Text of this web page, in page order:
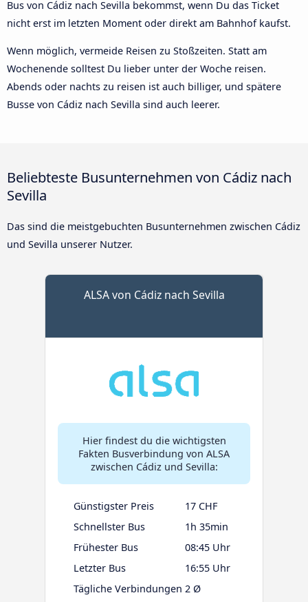
Bus von Cádiz nach Sevilla bekommst, wenn Du das Ticket
nicht erst im letzten Moment oder direkt am Bahnhof kaufst.
Wenn möglich, vermeide Reisen zu Stoßzeiten. Statt am
Wochenende solltest Du lieber unter der Woche reisen.
Abends oder nachts zu reisen ist auch billiger, und spätere
Busse von Cádiz nach Sevilla sind auch leerer.
Beliebteste Busunternehmen von Cádiz nach
Sevilla
Das sind die meistgebuchten Busunternehmen zwischen Cádiz
und Sevilla unserer Nutzer.
ALSA von Cádiz nach Sevilla
Hier findest du die wichtigsten
Fakten Busverbindung von ALSA
zwischen Cádiz und Sevilla:
Günstigster Preis
17 CHF
Schnellster Bus
1h 35min
Frühester Bus
08:45 Uhr
Letzter Bus
16:55 Uhr
Tägliche Verbindungen 2 Ø